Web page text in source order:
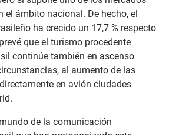
el ámbito nacional. De hecho, el
ha crecido un 17,7 % respecto
que el turismo procedente
continúe también en ascenso
al aumento de las
en avión ciudades
de la comunicación